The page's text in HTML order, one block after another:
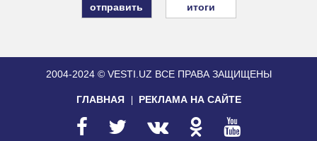
итоги
2004-2024 © VESTI.UZ ВСЕ ПРАВА ЗАЩИЩЕНЫ
ГЛАВНАЯ РЕКЛАМА НА САЙТЕ